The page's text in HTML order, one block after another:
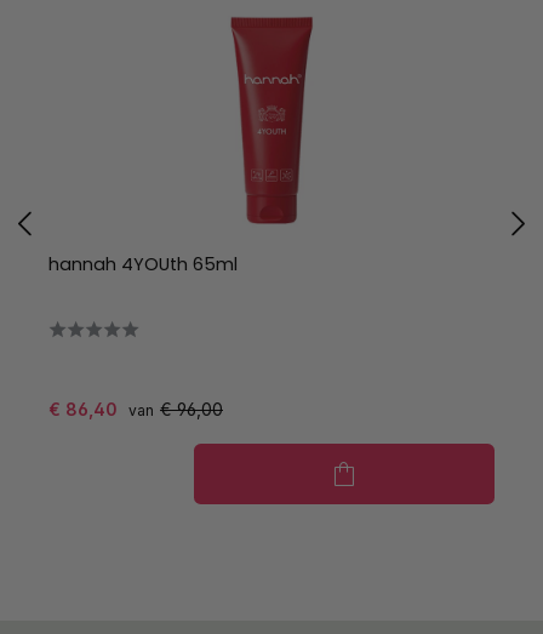
hannah 4YOUth 65ml
€ 86,40 van € 96,00